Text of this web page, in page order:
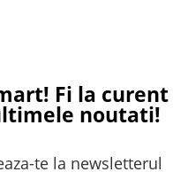
Fi la curent
noutati!
te la newsletterul